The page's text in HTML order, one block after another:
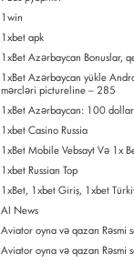
1win
1xbet apk
1xBet Azərbaycan Bonuslar,
1xBet Azərbaycan yükle
mərcləri pictureline – 285
1xBet Azərbaycan: 100
1xbet Casino Russia
1xBet Mobile Vebsayt Və 1x
1xbet Russian Top
1xBet, 1xbet Giriş, 1xbet
AI News
Aviator oyna və qazan Rəsmi
Aviator oyna və qazan Rəsmi